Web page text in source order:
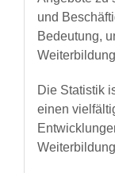
und
Bedeutung,
Die Statistik
einen